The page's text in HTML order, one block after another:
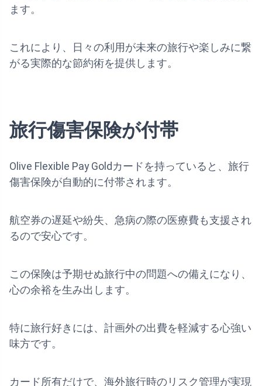
ます。
これにより、日々の利用が未来の旅行や楽しみに繋
がる実際的な節約術を提供します。
旅行傷害保険が付帯
Olive Flexible Pay Goldカードを持っていると、旅行
傷害保険が自動的に付帯されます。
航空券の遅延や紛失、急病の際の医療費も支援され
るので安心です。
この保険は予期せぬ旅行中の問題への備えになり、
心の余裕を生み出します。
特に旅行好きには、計画外の出費を軽減する心強い
味方です。
カード所有だけで、海外旅行時のリスク管理が実現